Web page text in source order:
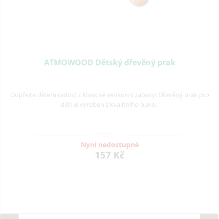
ATMOWOOD Dětský dřevěný prak
Dopřejte dětem radost z klasické venkovní zábavy! Dřevěný prak pro
děti je vyroben z kvalitního buko..
Nyní nedostupné
157 Kč